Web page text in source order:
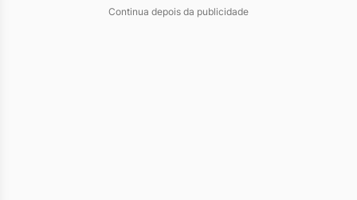
Continua depois da publicidade